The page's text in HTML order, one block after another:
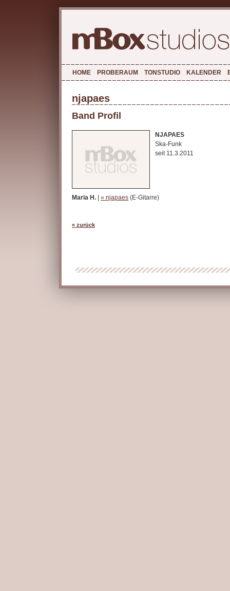
HOME PROBERAUM TONSTUDIO KALENDER
njapaes
Band Profil
NJAPAES
Ska-Funk
seit 11.3.2011
Maria H. » njapaes (E-Gitarre)
« zurück